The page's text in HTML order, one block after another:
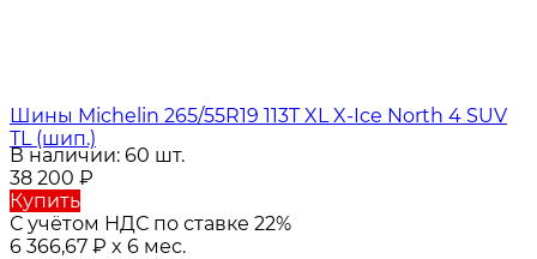
Шины Michelin 265/55R19 113T XL X-Ice North 4 SUV
TL (шип.)
В наличии: 60 шт.
38 200 ₽
Купить
С учётом НДС по ставке 22%
6 366,67 ₽ x 6 мес.